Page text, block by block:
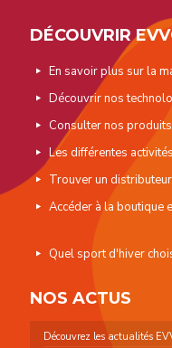
DÉCOUVRIR
En savoir plus sur la
Découvrir nos
Consulter nos produits
Les différentes activités
Trouver un distributeur
Accéder à la boutique
Quel sport d'hiver
NOS ACTUS
Découvrez les actualités